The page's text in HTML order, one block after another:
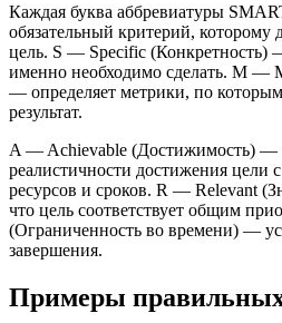
Каждая буква аббревиатуры
обязательный критерий, которому
цель. S — Specific (Конкретность)
именно необходимо сделать. M —
— определяет метрики, по которым
результат.
A — Achievable (Достижимость) —
реалистичности достижения цели
ресурсов и сроков. R — Relevant
что цель соответствует общим
(Ограниченность во времени) —
завершения.
Примеры